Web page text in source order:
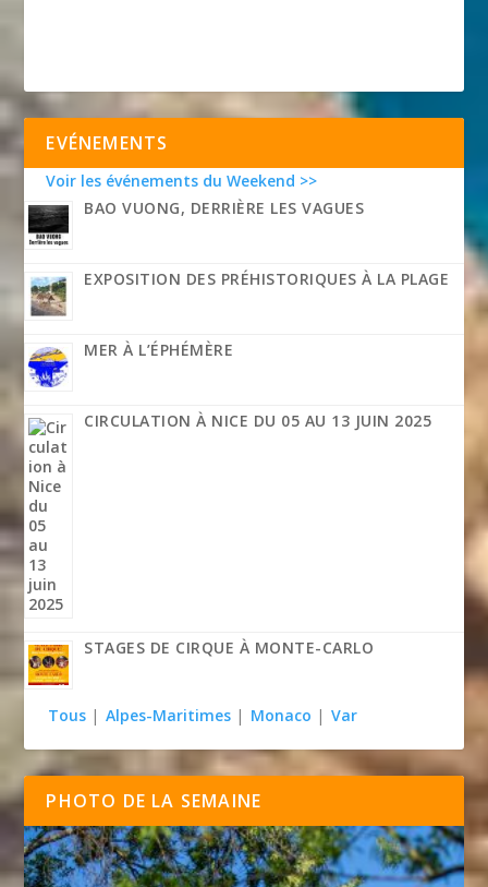
EVÉNEMENTS
Voir les événements du Weekend >>
BAO VUONG, DERRIÈRE LES VAGUES
EXPOSITION DES PRÉHISTORIQUES À LA PLAGE
MER À L’ÉPHÉMÈRE
CIRCULATION À NICE DU 05 AU 13 JUIN 2025
STAGES DE CIRQUE À MONTE-CARLO
Tous | Alpes-Maritimes | Monaco | Var
PHOTO DE LA SEMAINE